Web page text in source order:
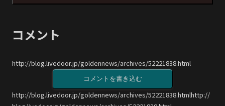
コメント
http://blog.livedoor.jp/goldennews/archives/52221838.html
コメントを書き込む
http://blog.livedoor.jp/goldennews/archives/52221838.htmlhttp://